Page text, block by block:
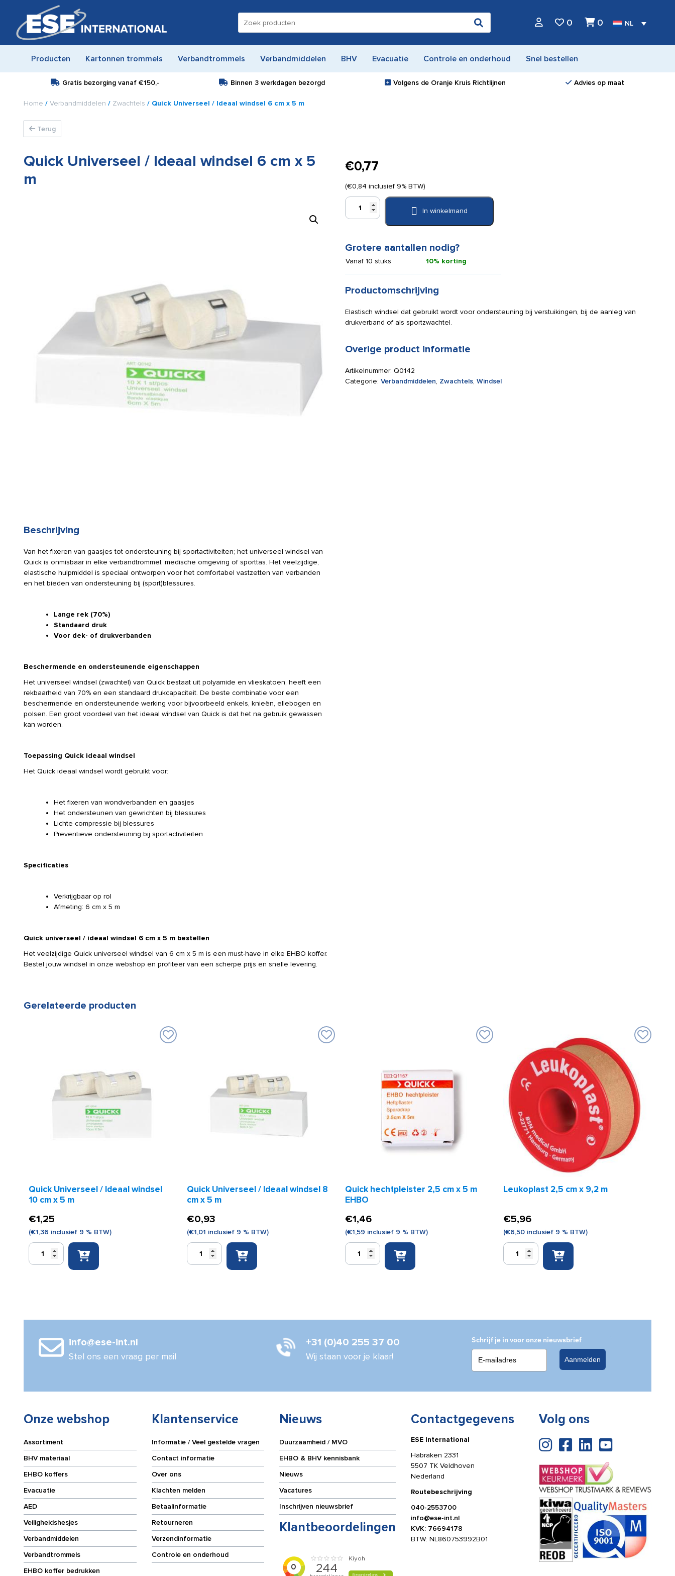
naar:
0 0 NL
Producten Kartonnen trommels Verbandtrommels Verbandmiddelen BHV Evacuatie Controle en onderhoud Snel bestellen
Gratis bezorging vanaf€150,- Binnen 3 werkdagen bezorgd Volgens de Oranje Kruis Richtlijnen Advies op maat
Home / Verbandmiddelen / Zwachtels / Quick Universeel / Ideaal windsel 6 cm x 5 m
Terug
Quick Universeel / Ideaal windsel 6 cm x 5
m
Beschrijving
Van het fixeren van gaasjes tot ondersteuning bij sportactiviteiten; het universeel windsel van
Quick is onmisbaar in elke verbandtrommel, medische omgeving of sporttas. Het veelzijdige,
elastische hulpmiddel is speciaal ontworpen voor het comfortabel vastzetten van verbanden
en het bieden van ondersteuning bij (sport)blessures.
Lange rek (70%)
Standaard druk
Voor dek- of drukverbanden
Beschermende en ondersteunende eigenschappen
Het universeel windsel (zwachtel) van Quick bestaat uit polyamide en vlieskatoen, heeft een
rekbaarheid van 70% en een standaard drukcapaciteit. De beste combinatie voor een
beschermende en ondersteunende werking voor bijvoorbeeld enkels, knieën, ellebogen en
polsen. Een groot voordeel van het ideaal windsel van Quick is dat het na gebruik gewassen
kan worden.
Toepassing Quick ideaal windsel
Het Quick ideaal windsel wordt gebruikt voor:
Het fixeren van wondverbanden en gaasjes
Het ondersteunen van gewrichten bij blessures
Lichte compressie bij blessures
Preventieve ondersteuning bij sportactiviteiten
Specificaties
Verkrijgbaar op rol
Afmeting: 6 cm x 5 m
Quick universeel / ideaal windsel 6 cm x 5 m bestellen
Het veelzijdige Quick universeel windsel van 6 cm x 5 m is een must-have in elke EHBO koffer.
Bestel jouw windsel in onze webshop en profiteer van een scherpe prijs en snelle levering.
€0,77
(€0,84 inclusief 9% BTW)
Quick
Universeel
windsel
cm
x
5
m
In winkelmand
Grotere aantallen nodig?
Vanaf 10 stuks 10% korting
Productomschrijving
Elastisch windsel dat gebruikt wordt voor ondersteuning bij verstuikingen, bij de aanleg van
drukverband of als sportzwachtel.
Overige product informatie
Artikelnummer: Q0142
Categorie: Verbandmiddelen, Zwachtels, Windsel
Gerelateerde producten
Quick Universeel / Ideaal windsel
10 cm x 5 m
€1,25
(€1,36 inclusief 9 % BTW)
Quick
Universeel
x
aantal
Quick Universeel / Ideaal windsel 8
cm x 5 m
€0,93
(€1,01 inclusief 9 % BTW)
Quick
Universeel
x
Quick hechtpleister 2,5 cm x 5 m
EHBO
€1,46
(€1,59 inclusief 9 % BTW)
Quick
hechtpleister
EHBO
Leukoplast 2,5 cm x 9,2 m
€5,96
(€6,50 inclusief 9 % BTW)
Leukoplast
info@ese-int.nl
Stel ons een vraag per mail
+31 (0)40 255 37 00
Wij staan voor je klaar!
Schrijf je in voor onze nieuwsbrief
Aanmelden
Onze webshop
Assortiment
BHV materiaal
EHBO koffers
Evacuatie
AED
Veiligheidshesjes
Verbandmiddelen
Verbandtrommels
EHBO koffer bedrukken
Klantenservice
Informatie / Veel gestelde vragen
Contact informatie
Over ons
Klachten melden
Betaalinformatie
Retourneren
Verzendinformatie
Controle en onderhoud
Nieuws
Duurzaamheid / MVO
EHBO & BHV kennisbank
Nieuws
Vacatures
Inschrijven nieuwsbrief
Klantbeoordelingen
Contactgegevens
ESE International
Habraken 2331
5507 TK Veldhoven
Nederland
Routebeschrijving
040-2553700
info@ese-int.nl
KVK: 76694178
BTW: NL860753992B01
Volg ons